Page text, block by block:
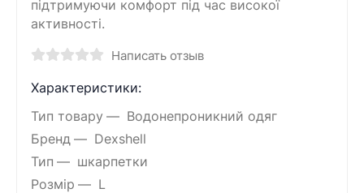
підтримуючи комфорт під час високої
активності.
Написать отзыв
Характеристики:
Тип товару
Водонепроникний одяг
Бренд
Dexshell
Тип
шкарпетки
Розмір
L